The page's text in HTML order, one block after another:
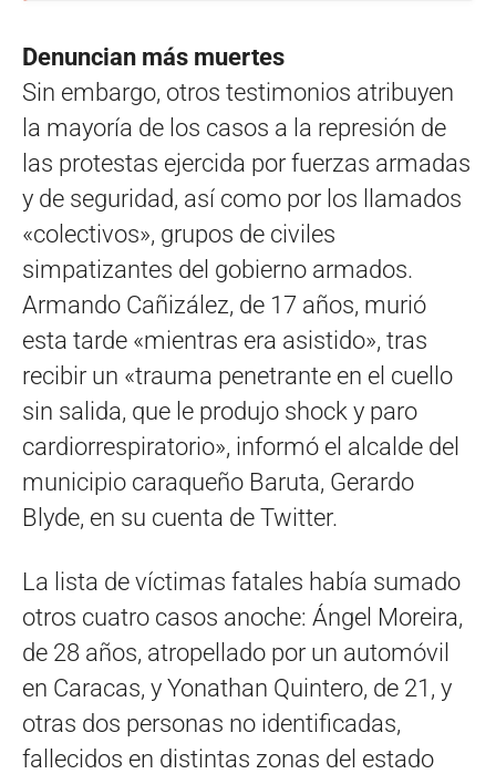
Denuncian más muertes
Sin embargo, otros testimonios atribuyen
la mayoría de los casos a la represión de
las protestas ejercida por fuerzas armadas
y de seguridad, así como por los llamados
«colectivos», grupos de civiles
simpatizantes del gobierno armados.
Armando Cañizález, de 17 años, murió
esta tarde «mientras era asistido», tras
recibir un «trauma penetrante en el cuello
sin salida, que le produjo shock y paro
cardiorrespiratorio», informó el alcalde del
municipio caraqueño Baruta, Gerardo
Blyde, en su cuenta de Twitter.
La lista de víctimas fatales había sumado
otros cuatro casos anoche: Ángel Moreira,
de 28 años, atropellado por un automóvil
en Caracas, y Yonathan Quintero, de 21, y
otras dos personas no identificadas,
fallecidos en distintas zonas del estado